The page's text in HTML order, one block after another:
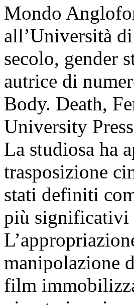
Mondo
all’Università
secolo, gender
autrice di
Body. Death,
University
La studiosa ha
trasposizione
stati definiti
più significativi
manipolazione
film